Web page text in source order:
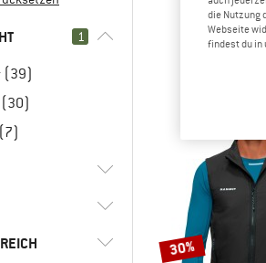
1
(39)
(30)
(7)
4XL
DalslandSt.
30%
die Nutzung
Webseite
findest du in